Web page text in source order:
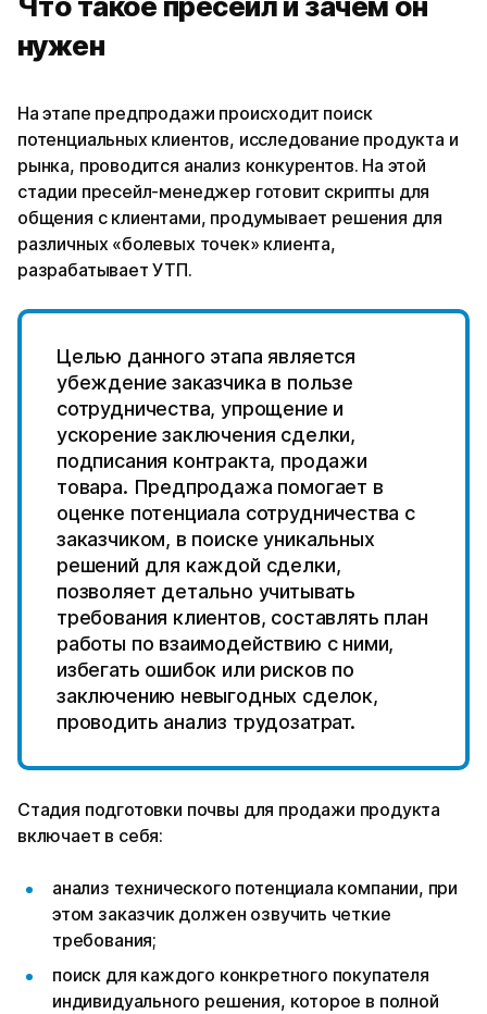
нужен
На этапе предпродажи происходит поиск
потенциальных клиентов, исследование продукта и
рынка, проводится анализ конкурентов. На этой
стадии пресейл-менеджер готовит скрипты для
общения с клиентами, продумывает решения для
различных «болевых точек» клиента,
разрабатывает УТП.
Целью данного этапа является
убеждение заказчика в пользе
сотрудничества, упрощение и
ускорение заключения сделки,
подписания контракта, продажи
товара. Предпродажа помогает в
оценке потенциала сотрудничества с
заказчиком, в поиске уникальных
решений для каждой сделки,
позволяет детально учитывать
требования клиентов, составлять план
работы по взаимодействию с ними,
избегать ошибок или рисков по
заключению невыгодных сделок,
проводить анализ трудозатрат.
Стадия подготовки почвы для продажи продукта
включает в себя:
анализ технического потенциала компании, при
этом заказчик должен озвучить четкие
требования;
поиск для каждого конкретного покупателя
индивидуального решения, которое в полной